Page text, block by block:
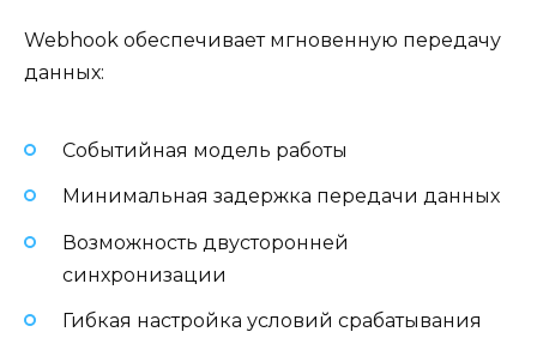
Webhook обеспечивает мгновенную передачу
данных:
Событийная модель работы
Минимальная задержка передачи данных
Возможность двусторонней
синхронизации
Гибкая настройка условий срабатывания